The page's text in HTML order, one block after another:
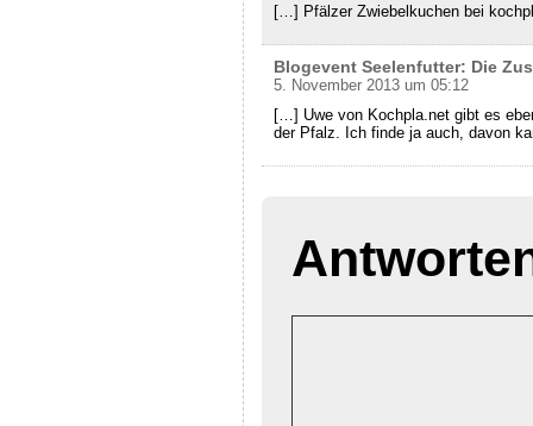
[…] Pfälzer Zwiebelkuchen bei
Blogevent Seelenfutter: Die
5. November 2013 um 05:12
[…] Uwe von Kochpla.net gibt es
der Pfalz. Ich finde ja auch, davon